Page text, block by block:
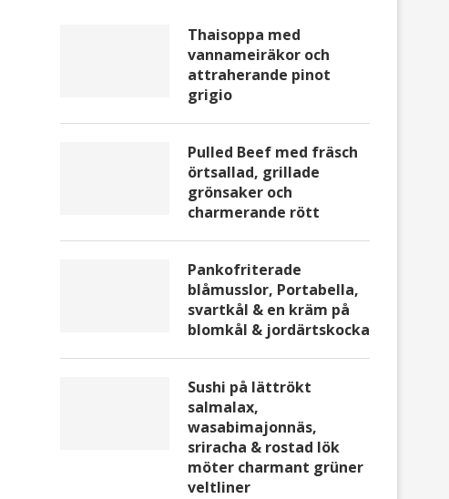
Thaisoppa med
vannameiräkor och
attraherande pinot
grigio
Pulled Beef med fräsch
örtsallad, grillade
grönsaker och
charmerande rött
Pankofriterade
blåmusslor, Portabella,
svartkål & en kräm på
blomkål & jordärtskocka
Sushi på lättrökt
salmalax,
wasabimajonnäs,
sriracha & rostad lök
möter charmant grüner
veltliner